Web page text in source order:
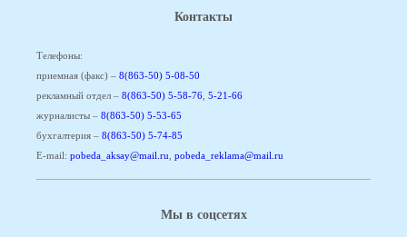
Контакты
Телефоны:
приемная (факс) – 8(863-50) 5-08-50
рекламный отдел – 8(863-50) 5-58-76 5-21-66
журналисты – 8(863-50) 5-53-65
бухгалтерия – 8(863-50) 5-74-85
E-mail: pobeda_aksay@mail.ru pobeda_reklama@mail.ru
Мы в соцсетях